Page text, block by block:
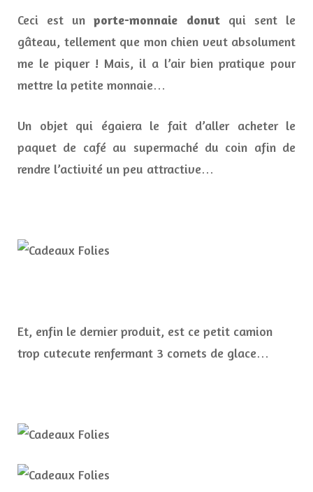
Ceci est unporte-monnaie donutqui sent le
gâteau, tellement que mon chien veut absolument
me le piquer ! Mais, il a l’air bien pratique pour
mettre la petite monnaie…
Un objet qui égaiera le fait d’aller acheter le
paquet de café au supermaché du coin afin de
rendre l’activité un peu attractive…
Et, enfin le dernier produit, est ce petit camion
trop cutecute renfermant 3 cornets de glace…